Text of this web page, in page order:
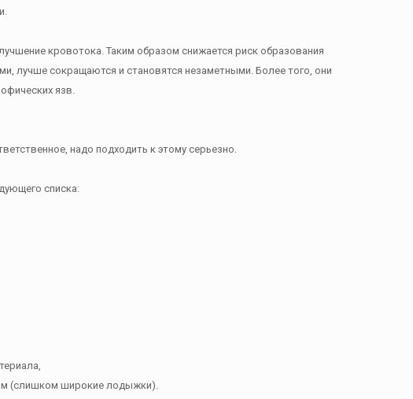
кровотока. Таким образом снижается риск образования
лучше сокращаются и становятся незаметными. Более того, они
язв.
надо подходить к этому серьезно.
списка:
(слишком широкие лодыжки).